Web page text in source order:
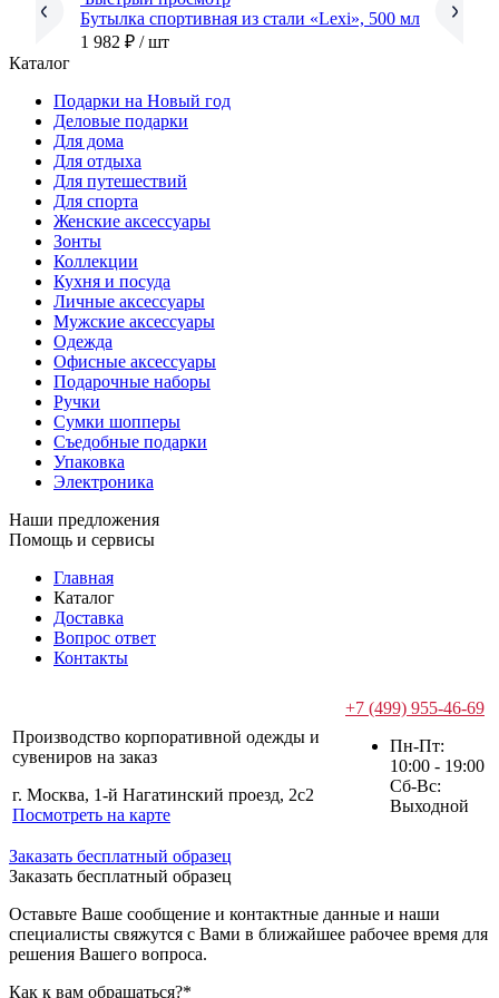
Бутылка спортивная из стали «Lexi», 500 мл
1 982 ₽ / шт
Каталог
Подарки на Новый год
Деловые подарки
Для дома
Для отдыха
Для путешествий
Для спорта
Женские аксессуары
Зонты
Коллекции
Кухня и посуда
Личные аксессуары
Мужские аксессуары
Одежда
Офисные аксессуары
Подарочные наборы
Ручки
Сумки шопперы
Съедобные подарки
Упаковка
Электроника
Наши предложения
Помощь и сервисы
Главная
Каталог
Доставка
Вопрос ответ
Контакты
Производство корпоративной одежды и
сувениров на заказ
г. Москва, 1-й Нагатинский проезд, 2с2
Посмотреть на карте
+7 (499) 955-46-69
Пн-Пт:
10:00 - 19:00
Сб-Вс:
Выходной
Заказать бесплатный образец
Заказать бесплатный образец
Оставьте Ваше сообщение и контактные данные и наши
специалисты свяжутся с Вами в ближайшее рабочее время для
решения Вашего вопроса.
Как к вам обращаться?*